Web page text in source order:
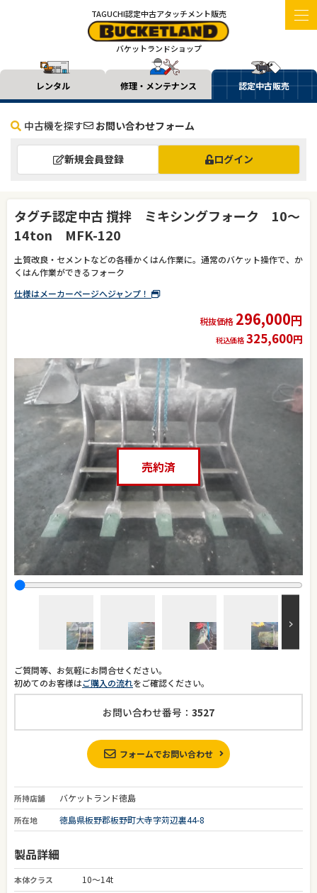
TAGUCHI認定中古アタッチメント販売
バケットランドショップ
レンタル 修理・メンテナンス 認定中古販売
中古機を探す お問い合わせフォーム
新規会員登録 ログイン
タグチ認定中古 撹拌 ミキシングフォーク 10～
14ton MFK-120
土質改良・セメントなどの各種かくはん作業に。通常のバケット操作で、か
くはん作業ができるフォーク
仕様はメーカーページへジャンプ！
税抜価格 296,000円
税込価格 325,600円
売約済
ご質問等、お気軽にお問合せください。
初めてのお客様はご購入の流れをご確認ください。
お問い合わせ番号： 3527
フォームでお問い合わせ
所持店舗 バケットランド徳島
所在地 徳島県板野郡板野町大寺字苅辺裏44-8
製品詳細
本体クラス 10～14t